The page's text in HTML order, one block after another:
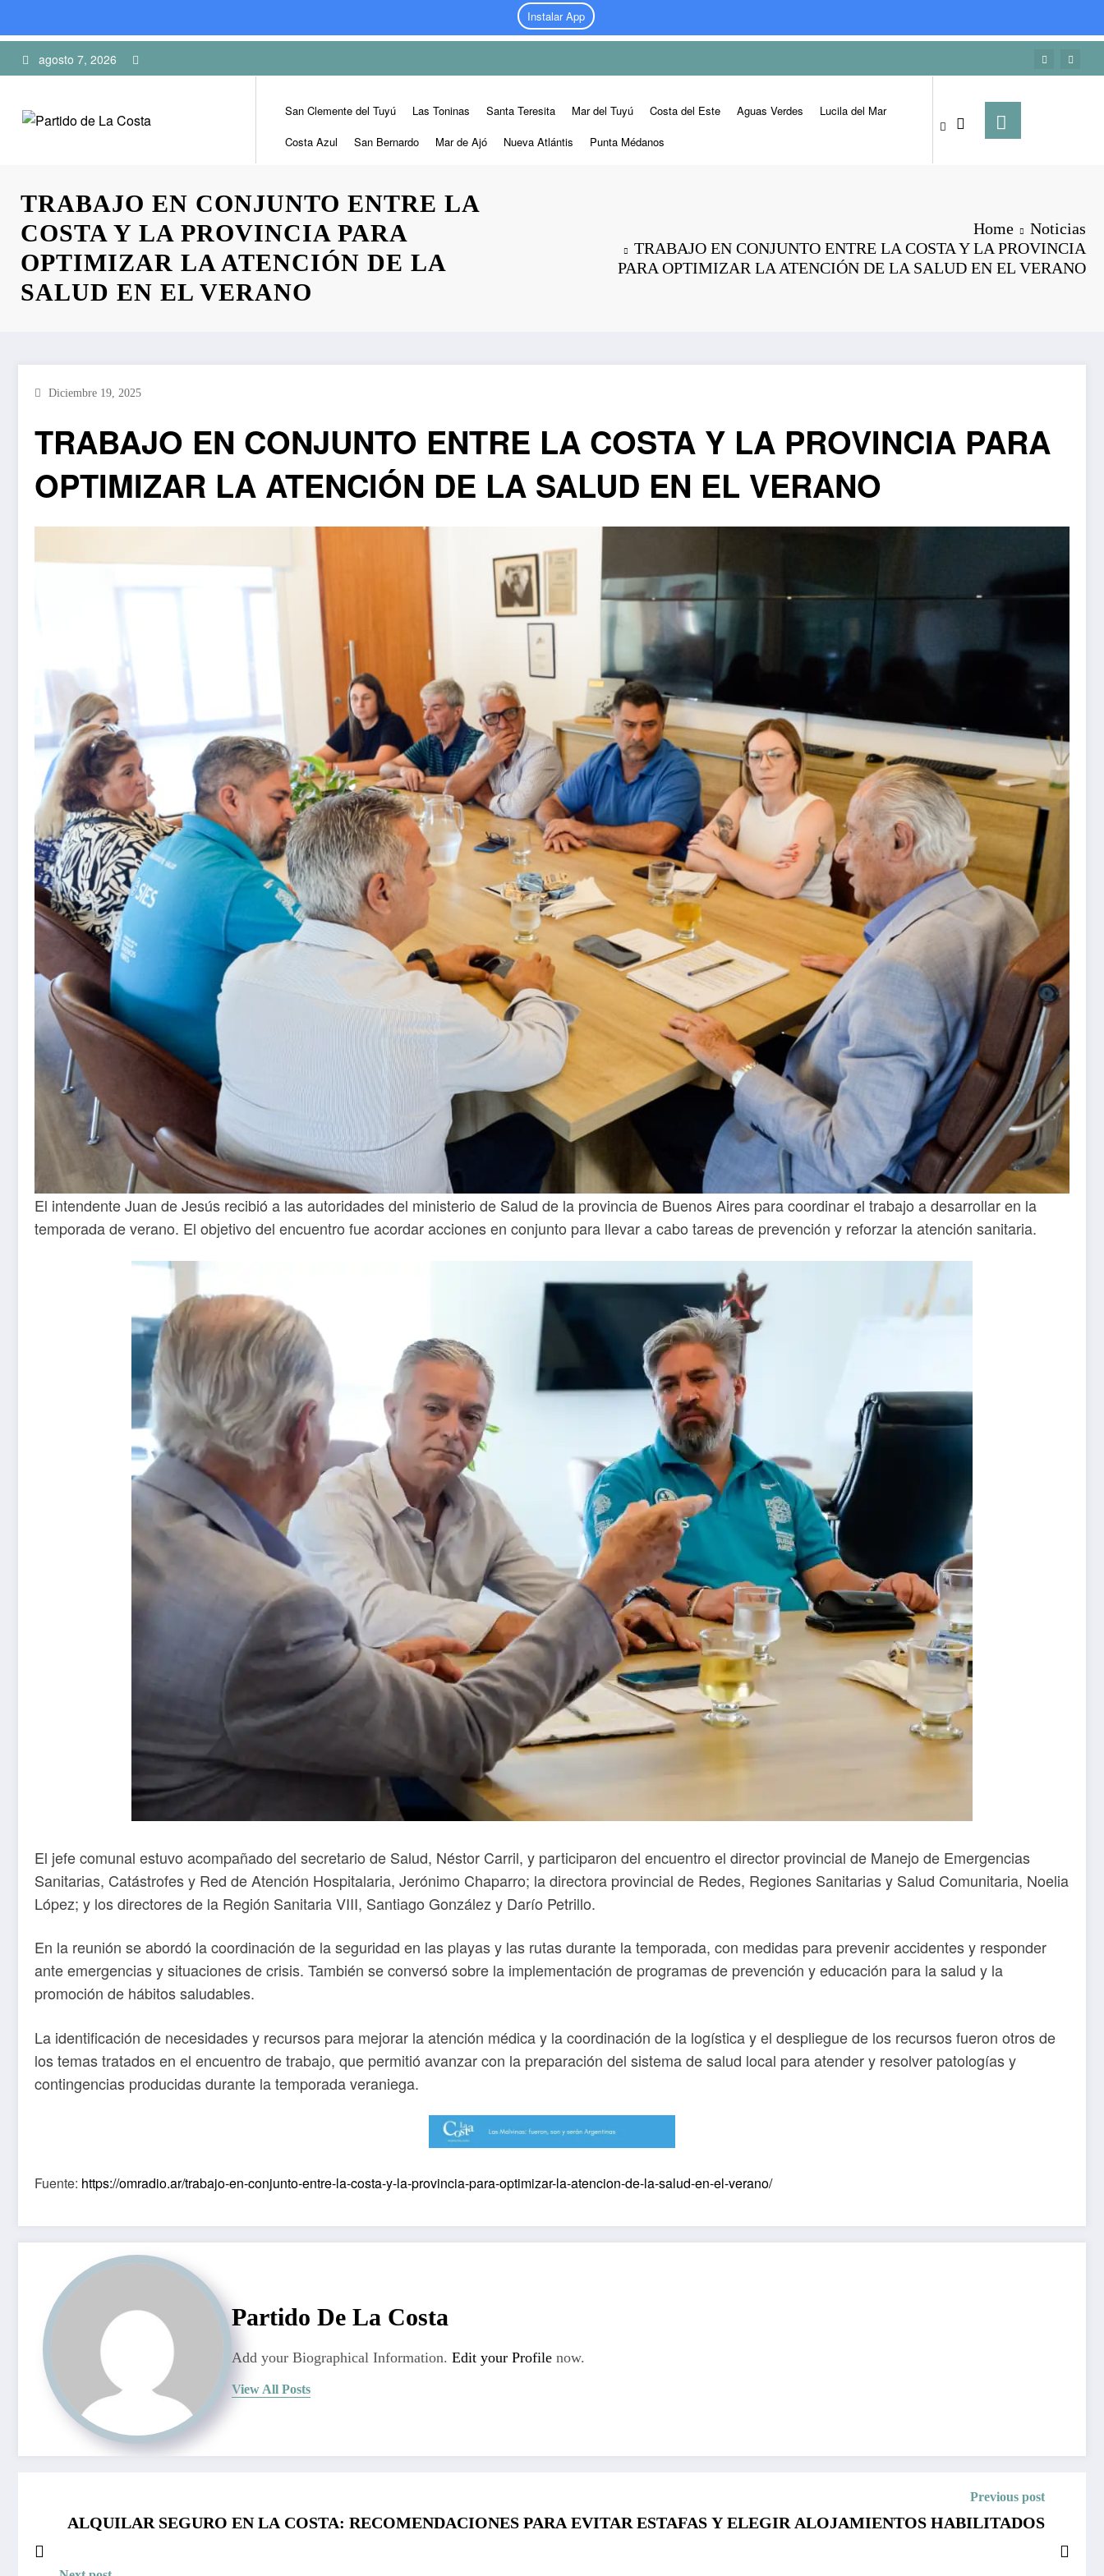
Instalar App
to
agosto 7, 2026
San Clemente del Tuyú Las Toninas Santa Teresita Mar del Tuyú Costa del Este Aguas Verdes
Lucila del Mar
Costa Azul
San Bernardo Mar de Ajó Nueva Atlántis Punta Médanos
TRABAJO EN CONJUNTO ENTRE LA
COSTA Y LA PROVINCIA PARA
OPTIMIZAR LA ATENCIÓN DE LA
SALUD EN EL VERANO
Home
Noticias
TRABAJO EN CONJUNTO ENTRE LA COSTA Y LA PROVINCIA
PARA OPTIMIZAR LA ATENCIÓN DE LA SALUD EN EL VERANO
Diciembre 19, 2025
TRABAJO EN CONJUNTO ENTRE LA COSTA Y LA PROVINCIA PARA
OPTIMIZAR LA ATENCIÓN DE LA SALUD EN EL VERANO
El intendente Juan de Jesús recibió a las autoridades del ministerio de Salud de la provincia de Buenos Aires para coordinar el trabajo a desarrollar en la
temporada de verano. El objetivo del encuentro fue acordar acciones en conjunto para llevar a cabo tareas de prevención y reforzar la atención sanitaria.
El jefe comunal estuvo acompañado del secretario de Salud, Néstor Carril, y participaron del encuentro el director provincial de Manejo de Emergencias
Sanitarias, Catástrofes y Red de Atención Hospitalaria, Jerónimo Chaparro; la directora provincial de Redes, Regiones Sanitarias y Salud Comunitaria, Noelia
López; y los directores de la Región Sanitaria VIII, Santiago González y Darío Petrillo.
En la reunión se abordó la coordinación de la seguridad en las playas y las rutas durante la temporada, con medidas para prevenir accidentes y responder
ante emergencias y situaciones de crisis. También se conversó sobre la implementación de programas de prevención y educación para la salud y la
promoción de hábitos saludables.
La identificación de necesidades y recursos para mejorar la atención médica y la coordinación de la logística y el despliegue de los recursos fueron otros de
los temas tratados en el encuentro de trabajo, que permitió avanzar con la preparación del sistema de salud local para atender y resolver patologías y
contingencias producidas durante la temporada veraniega.
Fuente: https://omradio.ar/trabajo-en-conjunto-entre-la-costa-y-la-provincia-para-optimizar-la-atencion-de-la-salud-en-el-verano/
Partido De La Costa
Add your Biographical Information. Edit your Profile now.
View All Posts
Previous post
ALQUILAR SEGURO EN LA COSTA: RECOMENDACIONES PARA EVITAR ESTAFAS Y ELEGIR ALOJAMIENTOS HABILITADOS